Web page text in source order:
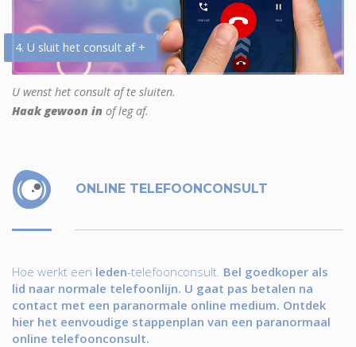
4. U sluit het consult af +
U wenst het consult af te sluiten.
Haak gewoon in of leg af.
ONLINE TELEFOONCONSULT
Hoe werkt een leden-telefoonconsult. Bel goedkoper als
lid naar normale telefoonlijn. U gaat pas betalen na
contact met een paranormale online medium. Ontdek
hier het eenvoudige stappenplan van een paranormaal
online telefoonconsult.